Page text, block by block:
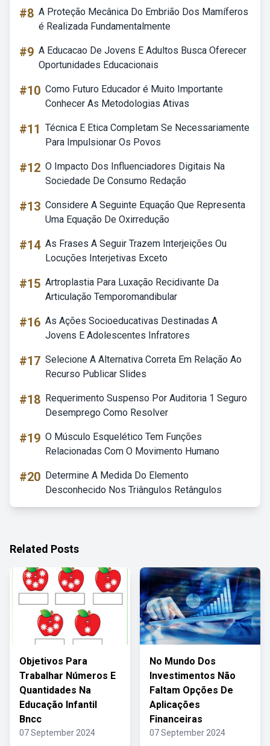
#8 A Proteção Mecânica Do Embrião Dos Mamíferos
é Realizada Fundamentalmente
#9 A Educacao De Jovens E Adultos Busca Oferecer
Oportunidades Educacionais
#10 Como Futuro Educador é Muito Importante
Conhecer As Metodologias Ativas
#11 Técnica E Etica Completam Se Necessariamente
Para Impulsionar Os Povos
#12 O Impacto Dos Influenciadores Digitais Na
Sociedade De Consumo Redação
#13 Considere A Seguinte Equação Que Representa
Uma Equação De Oxirredução
#14 As Frases A Seguir Trazem Interjeições Ou
Locuções Interjetivas Exceto
#15 Artroplastia Para Luxação Recidivante Da
Articulação Temporomandibular
#16 As Ações Socioeducativas Destinadas A
Jovens E Adolescentes Infratores
#17 Selecione A Alternativa Correta Em Relação Ao
Recurso Publicar Slides
#18 Requerimento Suspenso Por Auditoria 1 Seguro
Desemprego Como Resolver
#19 O Músculo Esquelético Tem Funções
Relacionadas Com O Movimento Humano
#20 Determine A Medida Do Elemento
Desconhecido Nos Triângulos Retângulos
Related Posts
Objetivos Para
Trabalhar Números E
Quantidades Na
Educação Infantil
Bncc
07 September 2024
No Mundo Dos
Investimentos Não
Faltam Opções De
Aplicações
Financeiras
07 September 2024